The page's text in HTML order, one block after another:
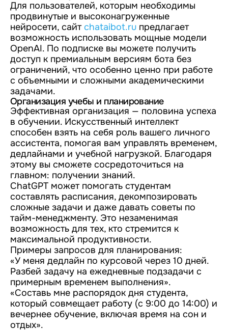
Для пользователей, которым необходимы
продвинутые и высоконагруженные
нейросети, сайтchataibot.ru предлагает
возможность использовать мощные модели
OpenAI. По подписке вы можете получить
доступ к премиальным версиям бота без
ограничений, что особенно ценно при работе
с объемными и сложными академическими
задачами.
Организация учебы и планирование
Эффективная организация — половина успеха
в обучении. Искусственный интеллект
способен взять на себя роль вашего личного
ассистента, помогая вам управлять временем,
дедлайнами и учебной нагрузкой. Благодаря
этому вы сможете сосредоточиться на
главном: получении знаний.
ChatGPT может помогать студентам
составлять расписания, декомпозировать
сложные задачи и даже давать советы по
тайм-менеджменту. Это незаменимая
возможность для тех, кто стремится к
максимальной продуктивности.
Примеры запросов для планирования:
«У меня дедлайн по курсовой через 10 дней.
Разбей задачу на ежедневные подзадачи с
примерным временем выполнения».
«Составь мне распорядок дня студента,
который совмещает работу (с 9:00 до 14:00) и
вечернее обучение, включая время на сон и
отдых».